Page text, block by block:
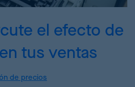
el efecto de
tus ventas
de precios